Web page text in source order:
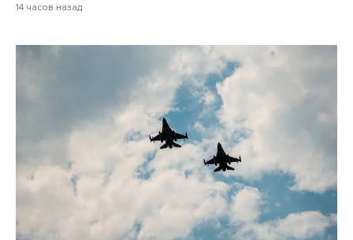
14 часов назад